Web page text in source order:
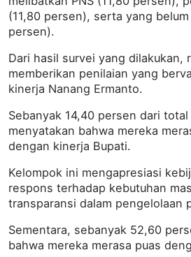
(11,80 persen), serta yang
persen).
Dari hasil survei yang dilakukan,
memberikan penilaian yang
kinerja Nanang Ermanto.
Sebanyak 14,40 persen dari
menyatakan bahwa mereka
dengan kinerja Bupati.
Kelompok ini mengapresiasi
respons terhadap kebutuhan
transparansi dalam pengelolaan
Sementara, sebanyak 52,60
bahwa mereka merasa puas